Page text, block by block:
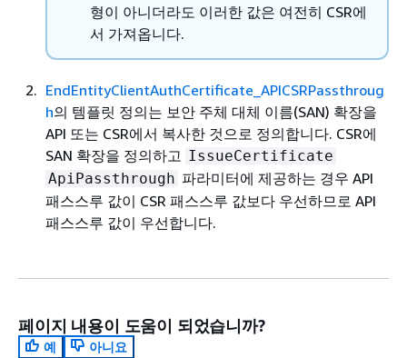
형이 아니더라도 이러한 값은 여전히 CSR에
서 가져옵니다.
EndEntityClientAuthCertificate_APICSRPassthroug
h의 템플릿 정의는 보안 주체 대체 이름(SAN) 확장을
API 또는 CSR에서 복사한 것으로 정의합니다. CSR에
SAN 확장을 정의하고 IssueCertificate
ApiPassthrough 파라미터에 제공하는 경우 API
패스스루 값이 CSR 패스스루 값보다 우선하므로 API
패스스루 값이 우선합니다.
페이지 내용이 도움이 되었습니까?
예
아니요